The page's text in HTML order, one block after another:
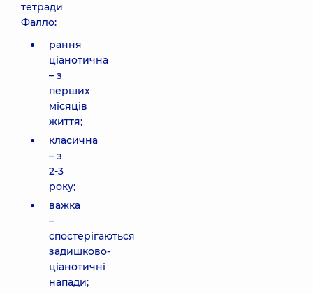
тетради
Фалло:
рання
ціанотична
– з
перших
місяців
життя;
класична
– з
2-3
року;
важка
–
спостерігаються
задишково-
ціанотичні
напади;